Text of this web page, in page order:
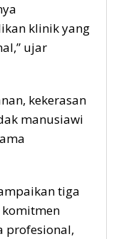
klinik yang
ujar
kekerasan
manusiawi
tiga
profesional,